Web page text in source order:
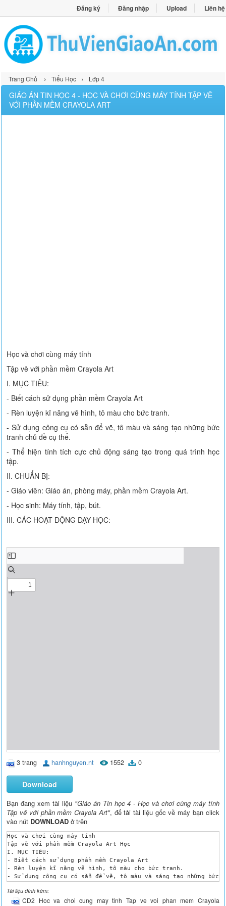
Đăng ký Đăng nhập Upload Liên hệ
Trang Chủ › Tiểu Học › Lớp 4
GIÁO ÁN TIN HỌC 4 - HỌC VÀ CHƠI CÙNG MÁY TÍNH TẬP VẼ
VỚI PHẦN MỀM CRAYOLA ART
Học và chơi cùng máy tính
Tập vẽ với phần mềm Crayola Art
I. MỤC TIÊU:
- Biết cách sử dụng phần mềm Crayola Art
- Rèn luyện kĩ năng vẽ hình, tô màu cho bức tranh.
- Sử dụng công cụ có sẵn để vẽ, tô màu và sáng tạo những bức
tranh chủ đề cụ thể.
- Thể hiện tính tích cực chủ động sáng tạo trong quá trình học
tập.
II. CHUẨN BỊ:
- Giáo viên: Giáo án, phòng máy, phần mềm Crayola Art.
- Học sinh: Máy tính, tập, bút.
III. CÁC HOẠT ĐỘNG DẠY HỌC:
3 trang hanhnguyen.nt 1552 0
Download
Bạn đang xem tài liệu "Giáo án Tin học 4 - Học và chơi cùng máy tính
Tập vẽ với phần mềm Crayola Art", để tải tài liệu gốc về máy bạn click
vào nút DOWNLOAD ở trên
Học và chơi cùng máy tính
Tập vẽ với phần mềm Crayola Art Học
I. MỤC TIÊU:
- Biết cách sử dụng phần mềm Crayola Art
- Rèn luyện kĩ năng vẽ hình, tô màu cho bức tranh.
- Sử dụng công cụ có sẵn để vẽ, tô màu và sáng tạo những bức
- Thể hiện tính tích cực chủ động sáng tạo trong quá trình
II. CHUẨN BỊ:
- Giáo viên: Giáo án, phòng máy, phần mềm Crayola Art.
Tài liệu đính kèm:
CD2 Hoc va choi cung may tinh Tap ve voi phan mem Crayola